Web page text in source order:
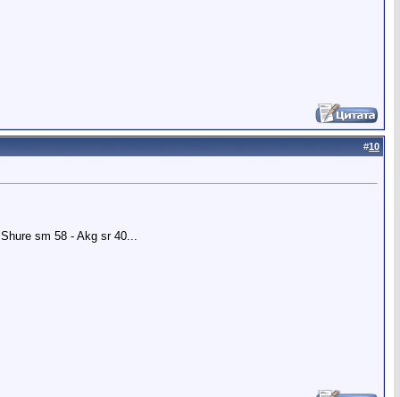
#10
sm 58 - Akg sr 40...